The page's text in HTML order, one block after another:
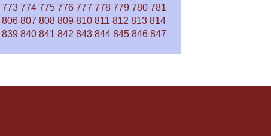
773 774 775 776 777 778 779 780 781
806 807 808 809 810 811 812 813 814
839 840 841 842 843 844 845 846 847